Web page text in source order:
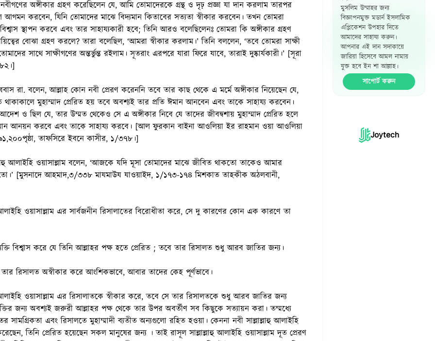
অঙ্গীকার গ্রহণ করেছিলেন যে, আমি তোমাদেরকে গ্রন্থ ও দৃঢ় প্রজ্ঞা যা দান করলাম তারপর
করবেন, যিনি তোমাদের মাঝে বিদ্যমান কিতাবের সত্যতা স্বীকার করবেন। তখন তোমরা
স্থাপন করবে এবং তার সাহায্যকারী হবে; তিনি আরও বলেছিলেনঃ তোমরা কি অঙ্গীকার গ্রহণ
বোঝা গ্রহণ করলে? তারা বলেছিল, ‘আমরা স্বীকার করলাম।’ তিনি বললেন, ‘তবে তোমরা সাক্ষী
সাথে সাক্ষীগণের অন্তর্ভুন্ত রইলাম। সূতরাং এরপরে যারা ফিরে যাবে, তারাই দুষ্কার্যকারী।’ [সূরা
রা. বলেন, আল্লাহ কোন নবী প্রেরণ করেননি তবে তার কাছ থেকে এ মর্মে অঙ্গীকার নিয়েছেন যে,
থাকাকালে মুহাম্মাদ প্রেরিত হয় তবে অবশ্যই তার প্রতি ঈমান আনবেন এবং তাকে সাহায্য করবেন।
ও ছিল যে, তার উম্মত থেকেও সে এ অঙ্গীকার নিবে যে তাদের জীবদ্বশায় মুহাম্মাদ প্রেরিত হলে
আনয়ন করবে এবং তাকে সাহায্য করবে। [আল ফুরকান বাইনা আওলিয়া ইর রাহমান ওয়া আওলিয়া
তাফসিরে ইবনে কাসীর, ১/৩৭৮।]
আলাইহি ওয়াসাল্লাম বলেন, ‘আজকে যদি মূসা তোমাদের মাঝে জীবিত থাকতো তাকেও আমার
[মুসনাদে আহমাদ,৩/৩৩৮ মাযমাউয যাওয়াইদ, ১/১৭৩-১৭৪ মিশকাত তাহকীক অঠলবানী,
আলাইহি ওয়াসাল্লাম এর সার্বজনীন রিসালাতের বিরোধীতা করে, সে দু কারণের কোন এক কারণে তা
বিশ্বাস করে যে তিনি আল্লাহর পক্ষ হতে প্রেরিত ; তবে তার রিসালত শুধু আরব জাতির জন্য।
তার রিসালত অস্বীকার করে আংশিকভাবে, আবার তাদের কেহ পূর্ণভাবে।
আলাইহি ওয়াসাল্লাম এর রিসালাতকে স্বীকার করে, তবে সে তার রিসালতকে শুধু আরব জাতির জন্য
জন্য অবশ্যই জরুরী আল্লাহর পক্ষ থেকে তার উপর অবর্তীণ সব কিছুকে সত্যায়ন করা। তম্মধ্যে
সামগ্রিকতা এবং রিসালতে মুহাম্মাদী ব্যতীত অন্যগুলো রহিত হওয়া। কেননা নবী সাল্লাল্লাহু আলাইহি
তিনি প্রেরিত হয়েছেন সকল মানুষের জন্য । তাই রাসূল সাল্লাল্লাহু আলাইহি ওয়াসাল্লাম দূত প্রেরণ
রেফারেন্স দেখান
হাদিস পাশাপাশি
দেখান
মুসলিম উম্মাহর জন্য
বিজ্ঞাপনমুক্ত মডার্ন ইসলামিক
এপ্লিকেশন উপহার দিতে
আমাদের সাহায্য করুন।
আপনার এই দান সদাকায়ে
জারিয়া হিসেবে আমল নামায়
যুক্ত হবে ইন শা আল্লাহ।
সাপোর্ট করুন
Joytech